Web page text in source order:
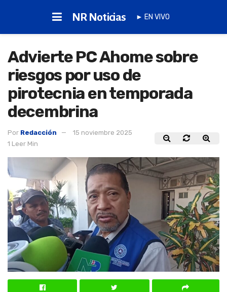
NR Noticias ► EN VIVO
Advierte PC Ahome sobre
riesgos por uso de
pirotecnia en temporada
decembrina
Por Redacción
15 noviembre 2025
1 Leer Min